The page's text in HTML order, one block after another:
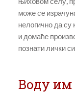
може се
нелогично да су
и домаће
познати лички
Воду им